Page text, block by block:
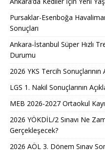
Pursaklar-Esenboğa
Sonuçları
Ankara-İstanbul Süper Hızlı
Durumu
2026 YKS Tercih
LGS 1. Nakil Sonuçlarının
MEB 2026-2027 Ortaokul
2026 YÖKDİL/2 Sınavı Ne
Gerçekleşecek?
2026 AÖL 3. Dönem Sınav